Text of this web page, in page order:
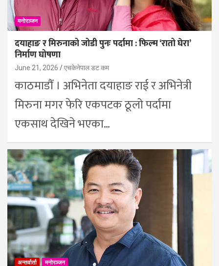
मनोरञ्जन
दयाहाङ र मिरुनाको जोडी पुनः पर्दामा : फिल्म ‘रातो घेरा’
निर्माण घोषणा
June 21, 2026 एचकेनेपाल डट कम
काठमाडौं । अभिनेता दयाहाङ राई र अभिनेत्री
मिरुना मगर फेरि एकपटक ठूलो पर्दामा
एकसाथ देखिने भएका…
अन्तर्वार्ता मनोरञ्जन